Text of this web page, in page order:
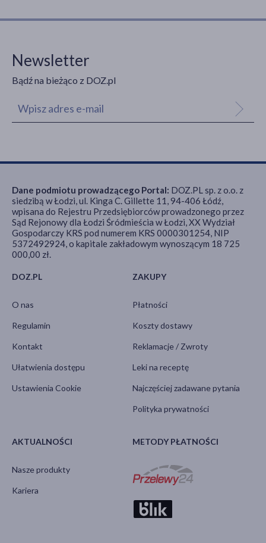
Newsletter
Bądź na bieżąco z DOZ.pl
DOZ.PL
O nas
Regulamin
Kontakt
Ułatwienia dostępu
Ustawienia Cookie
ZAKUPY
Płatności
Koszty dostawy
Reklamacje / Zwroty
Leki na receptę
Najczęściej zadawane pytania
Polityka prywatności
AKTUALNOŚCI
Nasze produkty
Kariera
METODY PŁATNOŚCI
Dane podmiotu prowadzącego Portal: DOZ.PL sp. z o.o. z
siedzibą w Łodzi, ul. Kinga C. Gillette 11, 94-406 Łódź,
wpisana do Rejestru Przedsiębiorców prowadzonego przez
Sąd Rejonowy dla Łodzi Śródmieścia w Łodzi, XX Wydział
Gospodarczy KRS pod numerem KRS 0000301254, NIP
5372492924, o kapitale zakładowym wynoszącym 18 725
000,00 zł.